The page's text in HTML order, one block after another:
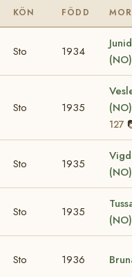
KÖN FÖDD MOR
Sto 1934
(NO)
Sto 1935
127
Sto 1935
(NO)
Sto 1935
(NO)
Sto 1936